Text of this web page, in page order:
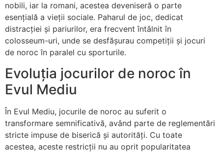
nobili, iar la romani, acestea deveniseră o parte
esențială a vieții sociale. Paharul de joc, dedicat
distracției și pariurilor, era frecvent întâlnit în
colosseum-uri, unde se desfășurau competiții și jocuri
de noroc în paralel cu sporturile.
Evoluția jocurilor de noroc în
Evul Mediu
În Evul Mediu, jocurile de noroc au suferit o
transformare semnificativă, având parte de reglementări
stricte impuse de biserică și autorități. Cu toate
acestea, aceste restricții nu au oprit popularitatea